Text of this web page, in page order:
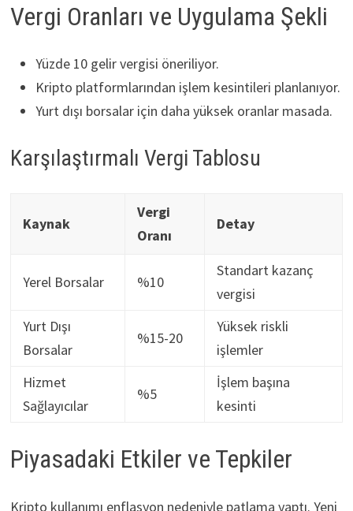
Vergi Oranları ve Uygulama Şekli
Yüzde 10 gelir vergisi öneriliyor.
Kripto platformlarından işlem kesintileri planlanıyor.
Yurt dışı borsalar için daha yüksek oranlar masada.
Karşılaştırmalı Vergi Tablosu
Kaynak
Vergi
Oranı
Detay
Yerel Borsalar %10
Standart kazanç
vergisi
Yurt Dışı
Borsalar
%15-20
Yüksek riskli
işlemler
Hizmet
Sağlayıcılar
%5
İşlem başına
kesinti
Piyasadaki Etkiler ve Tepkiler
Kripto kullanımı enflasyon nedeniyle patlama yaptı. Yeni